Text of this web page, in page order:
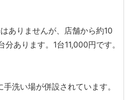
ありませんが、店舗から約10
あります。1台11,000円です。
洗い場が併設されています。